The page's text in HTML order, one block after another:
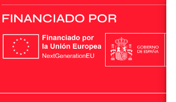
FINANCIADO POR